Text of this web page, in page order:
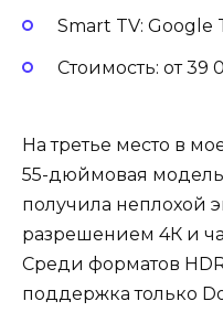
Smart TV: Google
Стоимость: от 39
На третье место в
55-дюймовая модель
получила неплохой
разрешением 4К и
Среди форматов
поддержка только